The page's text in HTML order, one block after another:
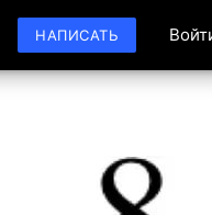
НАПИСАТЬ